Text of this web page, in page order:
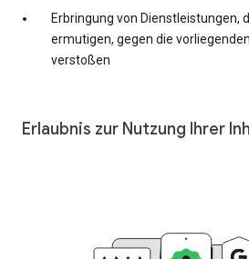
Erbringung von Dienstleistungen,
ermutigen, gegen die
verstoßen
Erlaubnis zur Nutzung Ihrer